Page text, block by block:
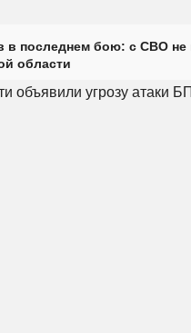
последнем бою: с СВО не
области